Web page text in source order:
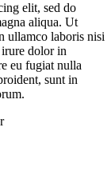
elit, sed do
aliqua. Ut
ullamco laboris nisi
dolor in
eu fugiat nulla
sunt in